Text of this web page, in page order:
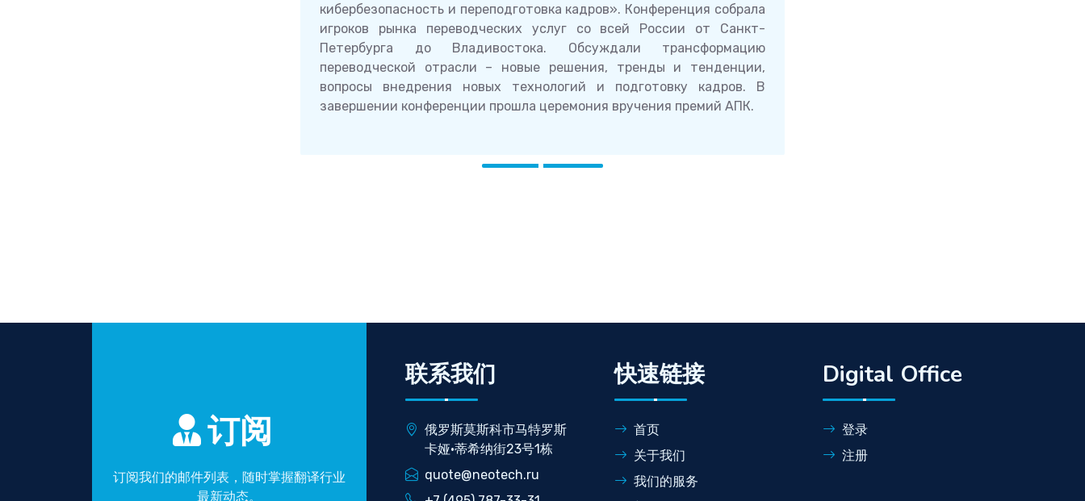
кибербезопасность и переподготовка кадров». Конференция собрала
игроков рынка переводческих услуг со всей России от Санкт-
Петербурга до Владивостока. Обсуждали трансформацию
переводческой отрасли – новые решения, тренды и тенденции,
вопросы внедрения новых технологий и подготовку кадров. В
завершении конференции прошла церемония вручения премий АПК.
订阅
订阅我们的邮件列表，随时掌握翻译行业
最新动态。
联系我们
俄罗斯莫斯科市马特罗斯
卡娅·蒂希纳街23号1栋
quote@neotech.ru
快速链接
首页
关于我们
我们的服务
Digital Office
登录
注册